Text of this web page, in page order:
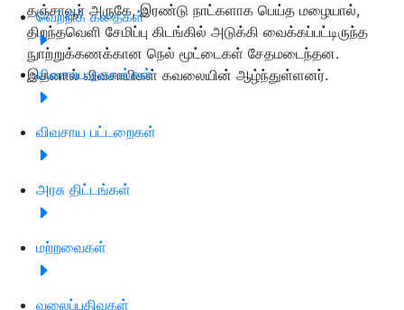
வெற்றிக் கதைகள்
விவசாய தகவல்கள்
விவசாய பட்டறைகள்
அரசு திட்டங்கள்
மற்றவைகள்
வலைப்பதிவுகள்
தஞ்சாவூர் அருகே, இரண்டு நாட்களாக பெய்த மழையால்,
திறந்தவெளி சேமிப்பு கிடங்கில் அடுக்கி வைக்கப்பட்டிருந்த
நுாற்றுக்கணக்கான நெல் மூட்டைகள் சேதமடைந்தன.
இதனால் விவசாயிகள் கவலையின் ஆழ்ந்துள்ளனர்.